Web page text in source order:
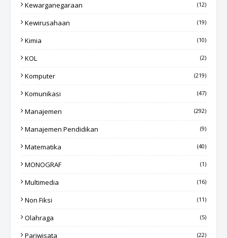
Kewarganegaraan (12)
Kewirusahaan (19)
Kimia (10)
KOL (2)
Komputer (219)
Komunikasi (47)
Manajemen (292)
Manajemen Pendidikan (9)
Matematika (40)
MONOGRAF (1)
Multimedia (16)
Non Fiksi (11)
Olahraga (5)
Pariwisata (22)